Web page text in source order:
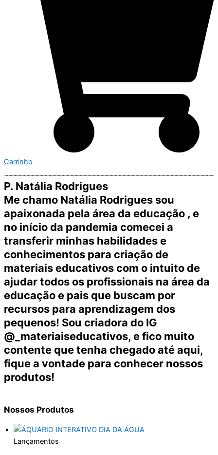
Carrinho
P. Natália Rodrigues
Me chamo Natália Rodrigues sou
apaixonada pela área da educação , e
no início da pandemia comecei a
transferir minhas habilidades e
conhecimentos para criação de
materiais educativos com o intuito de
ajudar todos os profissionais na área da
educação e pais que buscam por
recursos para aprendizagem dos
pequenos! Sou criadora do IG
@_materiaiseducativos, e fico muito
contente que tenha chegado até aqui,
fique a vontade para conhecer nossos
produtos!
Nossos Produtos
Lançamentos